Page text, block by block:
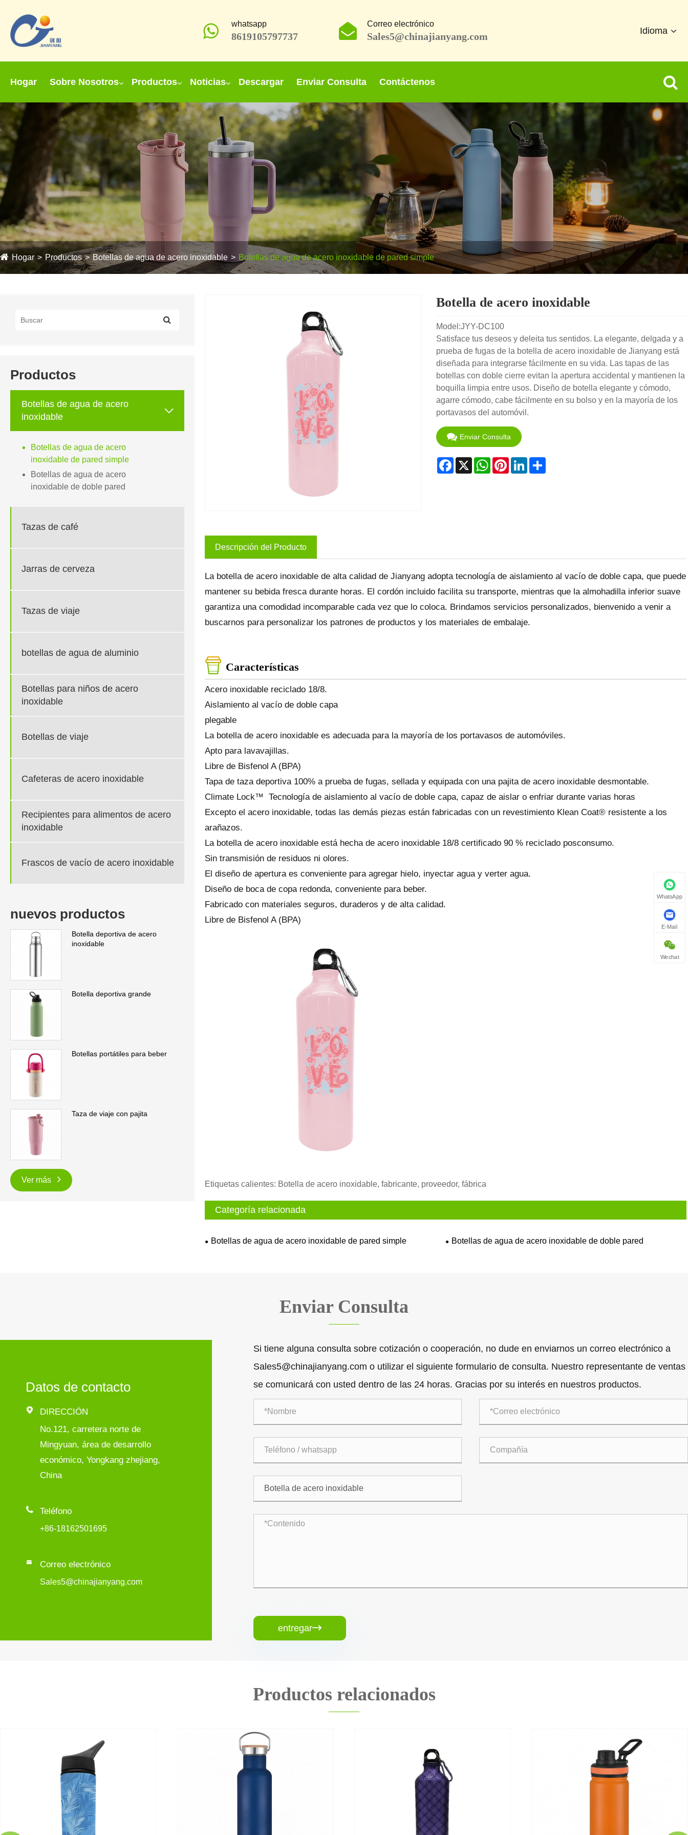
whatsapp
8619105797737
Correo electrónico
Sales5@chinajianyang.com
Idioma
Hogar Sobre Nosotros Productos Noticias Descargar Enviar Consulta Contáctenos
Hogar Productos Botellas de agua de acero inoxidable Botellas de agua de acero inoxidable de pared simple
Productos
Botellas de agua de acero
inoxidable

Botellas de agua de acero
inoxidable de pared simple
Botellas de agua de acero
inoxidable de doble pared
Tazas de café
Jarras de cerveza
Tazas de viaje
botellas de agua de aluminio
Botellas para niños de acero
inoxidable
Botellas de viaje
Cafeteras de acero inoxidable
Recipientes para alimentos de acero
inoxidable
Frascos de vacío de acero inoxidable
nuevos productos
Botella deportiva de acero
inoxidable
Botella deportiva grande
Botellas portátiles para beber
Taza de viaje con pajita
Ver más
Botella de acero inoxidable
Model:JYY-DC100
Satisface tus deseos y deleita tus sentidos. La elegante, delgada y a
prueba de fugas de la botella de acero inoxidable de Jianyang está
diseñada para integrarse fácilmente en su vida. Las tapas de las
botellas con doble cierre evitan la apertura accidental y mantienen la
boquilla limpia entre usos. Diseño de botella elegante y cómodo,
agarre cómodo, cabe fácilmente en su bolso y en la mayoría de los
portavasos del automóvil.
Enviar Consulta
Facebook
X WhatsApp
PinterestLinkedInShare
Descripción del Producto
La botella de acero inoxidable de alta calidad de Jianyang adopta tecnología de aislamiento al vacío de doble capa, que puede
mantener su bebida fresca durante horas. El cordón incluido facilita su transporte, mientras que la almohadilla inferior suave
garantiza una comodidad incomparable cada vez que lo coloca. Brindamos servicios personalizados, bienvenido a venir a
buscarnos para personalizar los patrones de productos y los materiales de embalaje.
Características
Acero inoxidable reciclado 18/8.
Aislamiento al vacío de doble capa
plegable
La botella de acero inoxidable es adecuada para la mayoría de los portavasos de automóviles.
Apto para lavavajillas.
Libre de Bisfenol A (BPA)
Tapa de taza deportiva 100% a prueba de fugas, sellada y equipada con una pajita de acero inoxidable desmontable.
Climate Lock™ Tecnología de aislamiento al vacío de doble capa, capaz de aislar o enfriar durante varias horas
Excepto el acero inoxidable, todas las demás piezas están fabricadas con un revestimiento Klean Coat® resistente a los
arañazos.
La botella de acero inoxidable está hecha de acero inoxidable 18/8 certificado 90 % reciclado posconsumo.
Sin transmisión de residuos ni olores.
El diseño de apertura es conveniente para agregar hielo, inyectar agua y verter agua.
Diseño de boca de copa redonda, conveniente para beber.
Fabricado con materiales seguros, duraderos y de alta calidad.
Libre de Bisfenol A (BPA)
Etiquetas calientes: Botella de acero inoxidable, fabricante, proveedor, fábrica
Categoría relacionada
Botellas de agua de acero inoxidable de pared simple Botellas de agua de acero inoxidable de doble pared
Enviar Consulta
Datos de contacto

DIRECCIÓN
No.121, carretera norte de
Mingyuan, área de desarrollo
económico, Yongkang zhejiang,
China
 Teléfono
+86-18162501695
 Correo electrónico
Sales5@chinajianyang.com
Si tiene alguna consulta sobre cotización o cooperación, no dude en enviarnos un correo electrónico a
Sales5@chinajianyang.com o utilizar el siguiente formulario de consulta. Nuestro representante de ventas
se comunicará con usted dentro de las 24 horas. Gracias por su interés en nuestros productos.
entregar
Productos relacionados
WhatsApp
E-Mail
Wechat